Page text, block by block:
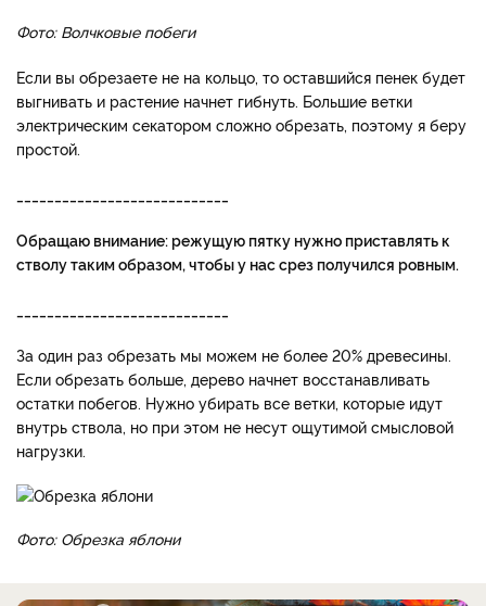
Фото: Волчковые побеги
Если вы обрезаете не на кольцо, то оставшийся пенек будет
выгнивать и растение начнет гибнуть. Большие ветки
электрическим секатором сложно обрезать, поэтому я беру
простой.
Обращаю внимание: режущую пятку нужно приставлять к
стволу таким образом, чтобы у нас срез получился ровным.
За один раз обрезать мы можем не более 20% древесины.
Если обрезать больше, дерево начнет восстанавливать
остатки побегов. Нужно убирать все ветки, которые идут
внутрь ствола, но при этом не несут ощутимой смысловой
нагрузки.
Фото: Обрезка яблони